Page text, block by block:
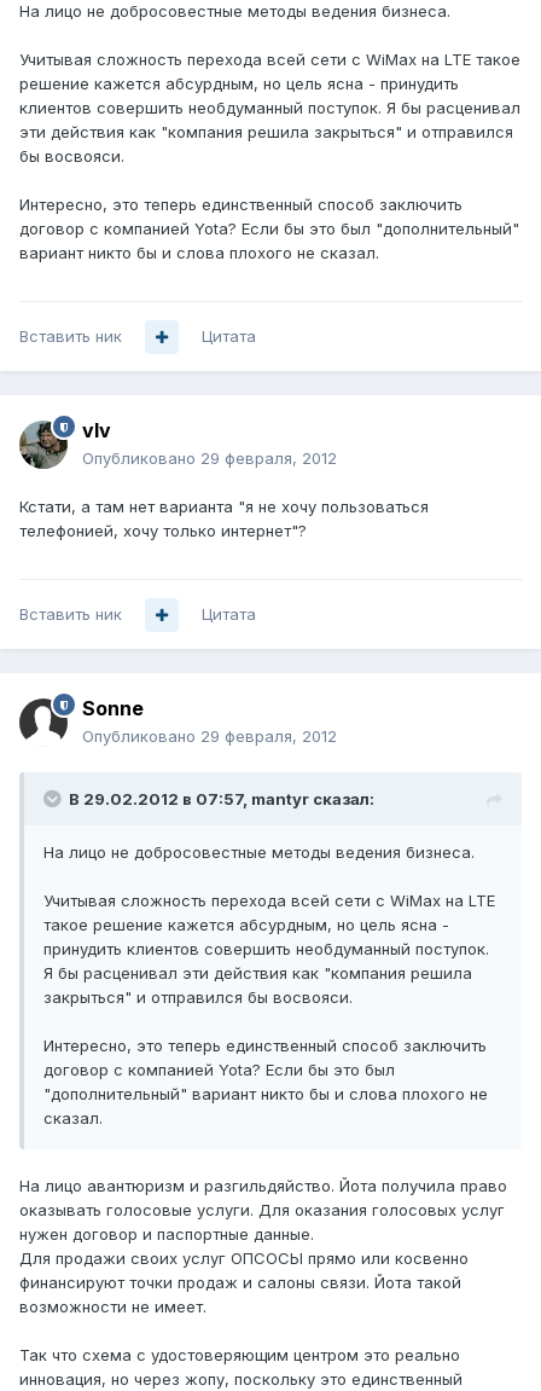
На лицо не добросовестные методы ведения бизнеса.
Учитывая сложность перехода всей сети с WiMax на LTE такое
решение кажется абсурдным, но цель ясна - принудить
клиентов совершить необдуманный поступок. Я бы расценивал
эти действия как "компания решила закрыться" и отправился
бы восвояси.
Интересно, это теперь единственный способ заключить
договор с компанией Yota? Если бы это был "дополнительный"
вариант никто бы и слова плохого не сказал.
Вставить ник Цитата
vIv
Опубликовано 29 февраля, 2012
Кстати, а там нет варианта "я не хочу пользоваться
телефонией, хочу только интернет"?
Вставить ник Цитата
Sonne
Опубликовано 29 февраля, 2012
В 29.02.2012 в 07:57, mantyr сказал:
На лицо не добросовестные методы ведения бизнеса.
Учитывая сложность перехода всей сети с WiMax на LTE
такое решение кажется абсурдным, но цель ясна -
принудить клиентов совершить необдуманный поступок.
Я бы расценивал эти действия как "компания решила
закрыться" и отправился бы восвояси.
Интересно, это теперь единственный способ заключить
договор с компанией Yota? Если бы это был
"дополнительный" вариант никто бы и слова плохого не
сказал.
На лицо авантюризм и разгильдяйство. Йота получила право
оказывать голосовые услуги. Для оказания голосовых услуг
нужен договор и паспортные данные.
Для продажи своих услуг ОПСОСЫ прямо или косвенно
финансируют точки продаж и салоны связи. Йота такой
возможности не имеет.
Так что схема с удостоверяющим центром это реально
инновация, но через жопу, поскольку это единственный